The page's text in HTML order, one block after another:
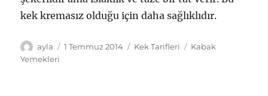
kek kremasız olduğu için daha sağlıklıdır.
Yazar
ayla
Yayın
1 Temmuz 2014 Kategoriler
Kek Tarifleri Etiketler
Kabak
Yemekleri